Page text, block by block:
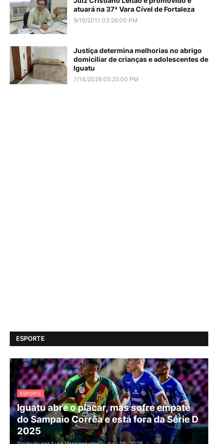
atuará na 37ª Vara Cível de Fortaleza
9/16/2011 03:26:00 PM
Justiça determina melhorias no abrigo
domiciliar de crianças e adolescentes de
Iguatu
7/14/2026 05:25:00 PM
ESPORTE
ESPORTE
Iguatu abre o placar, mas sofre empate
do Sampaio Corrêa e está fora da Série D
2025